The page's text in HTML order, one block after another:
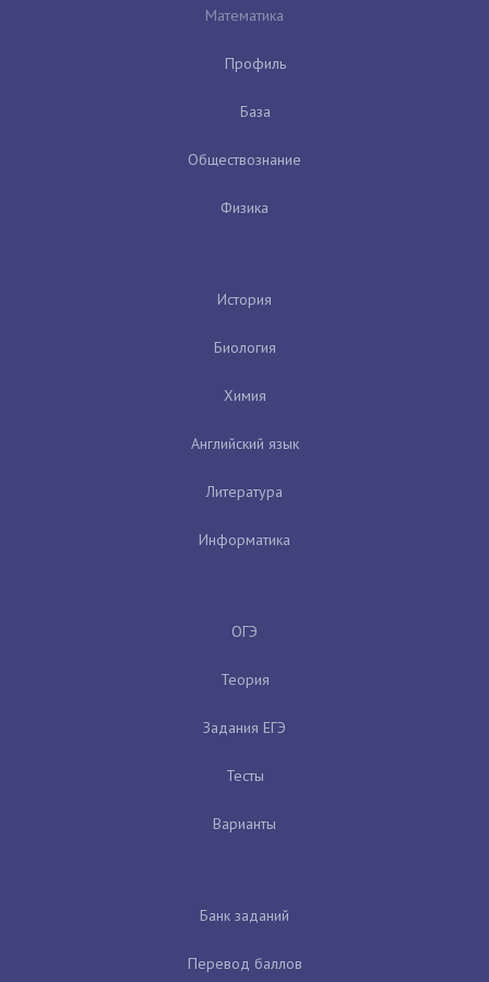
Математика
Профиль
База
Обществознание
Физика
История
Биология
Химия
Английский язык
Литература
Информатика
ОГЭ
Теория
Задания ЕГЭ
Тесты
Варианты
Банк заданий
Перевод баллов